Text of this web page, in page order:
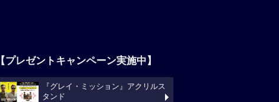
【プレゼントキャンペーン実施中】
『グレイ・ミッション』アクリルス
タンド